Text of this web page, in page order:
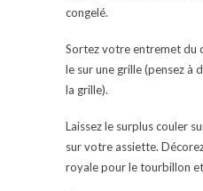
congelé.
Sortez votre entremet du
le sur une grille (pensez à
la grille).
Laissez le surplus couler
sur votre assiette.
royale pour le tourbillon